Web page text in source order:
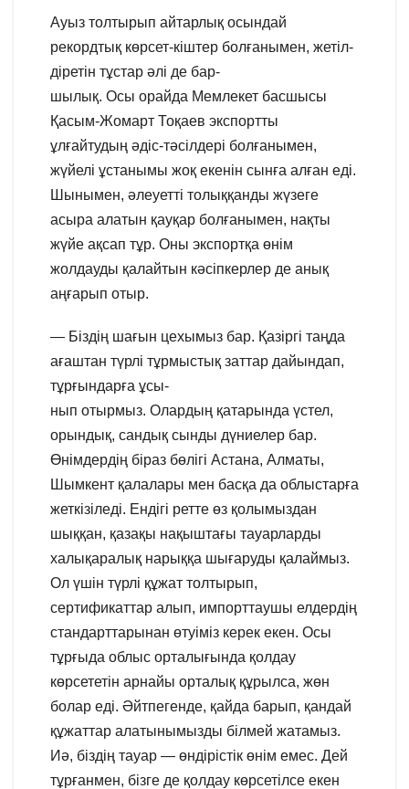
Ауыз толтырып айтарлық осындай
рекордтық көрсет-кіштер болғанымен, жетіл-
діретін тұстар әлі де бар-
шылық. Осы орайда Мемлекет басшысы
Қасым-Жомарт Тоқаев экспортты
ұлғайтудың әдіс-тәсілдері болғанымен,
жүйелі ұстанымы жоқ екенін сынға алған еді.
Шынымен, әлеуетті толыққанды жүзеге
асыра алатын қауқар болғанымен, нақты
жүйе ақсап тұр. Оны экспортқа өнім
жолдауды қалайтын кәсіпкерлер де анық
аңғарып отыр.
— Біздің шағын цехымыз бар. Қазіргі таңда
ағаштан түрлі тұрмыстық заттар дайындап,
тұрғындарға ұсы-
нып отырмыз. Олардың қатарында үстел,
орындық, сандық сынды дүниелер бар.
Өнімдердің біраз бөлігі Астана, Алматы,
Шымкент қалалары мен басқа да облыстарға
жеткізіледі. Ендігі ретте өз қолымыздан
шыққан, қазақы нақыштағы тауарларды
халықаралық нарыққа шығаруды қалаймыз.
Ол үшін түрлі құжат толтырып,
сертификаттар алып, импорттаушы елдердің
стандарттарынан өтуіміз керек екен. Осы
тұрғыда облыс орталығында қолдау
көрсететін арнайы орталық құрылса, жөн
болар еді. Әйтпегенде, қайда барып, қандай
құжаттар алатынымызды білмей жатамыз.
Иә, біздің тауар — өндірістік өнім емес. Дей
тұрғанмен, бізге де қолдау көрсетілсе екен